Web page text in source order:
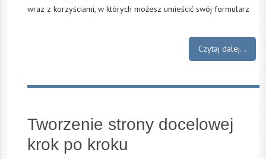
wraz z korzyściami, w których możesz umieścić swój formularz
Czytaj dalej...
Tworzenie strony docelowej
krok po kroku